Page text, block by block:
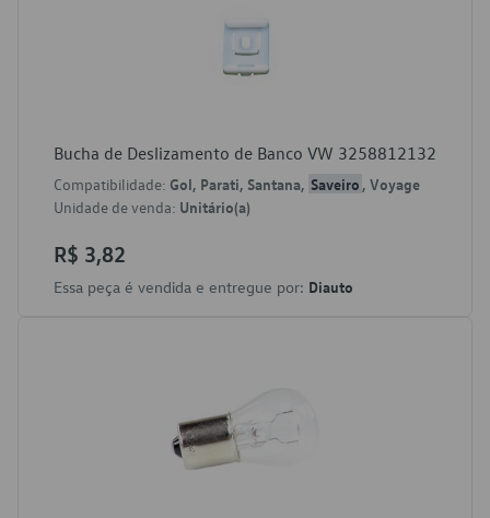
Bucha de Deslizamento de Banco VW 3258812132
Compatibilidade: Gol, Parati, Santana, Saveiro , Voyage
Unidade de venda: Unitário(a)
R$ 3,82
Essa peça é vendida e entregue por: Diauto